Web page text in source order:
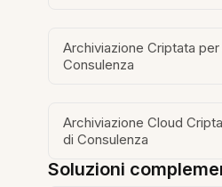
Archiviazione Criptata per
Consulenza
Archiviazione Cloud
di Consulenza
Soluzioni